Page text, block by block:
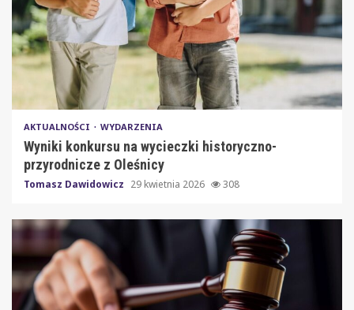
AKTUALNOŚCI WYDARZENIA
Wyniki konkursu na wycieczki historyczno-
przyrodnicze z Oleśnicy
Tomasz Dawidowicz 29 kwietnia 2026 308